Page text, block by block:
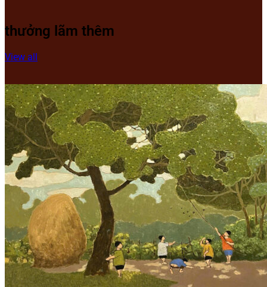
thưởng lãm thêm
View all